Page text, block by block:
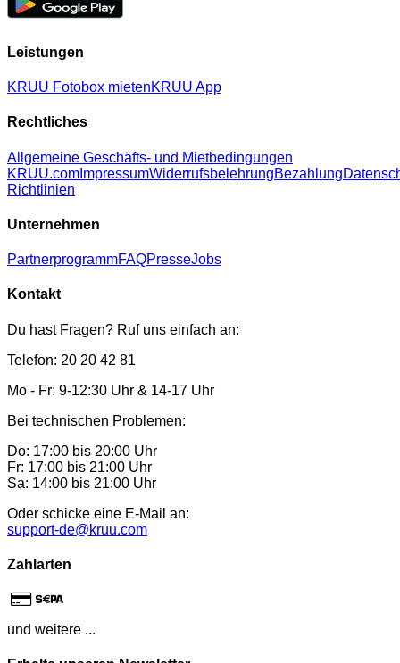
Leistungen
KRUU Fotobox mietenKRUU App
Rechtliches
Allgemeine Geschäfts- und Mietbedingungen
KRUU.com ImpressumWiderrufsbelehrungBezahlung
Richtlinien
Unternehmen
PartnerprogrammFAQPresseJobs
Kontakt
Du hast Fragen? Ruf uns einfach an:
Telefon: 20 20 42 81
Mo - Fr: 9-12:30 Uhr & 14-17 Uhr
Bei technischen Problemen:
Do: 17:00 bis 20:00 Uhr
Fr: 17:00 bis 21:00 Uhr
Sa: 14:00 bis 21:00 Uhr
Oder schicke eine E-Mail an:
support-de@kruu.com
Zahlarten
und weitere ...